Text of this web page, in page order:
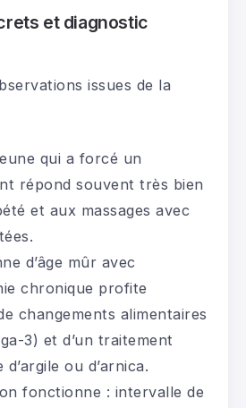
et diagnostic
issues de la
qui a forcé un
répond souvent très bien
et aux massages avec
d’âge mûr avec
chronique profite
changements alimentaires
3) et d’un traitement
ou d’arnica.
fonctionne : intervalle de